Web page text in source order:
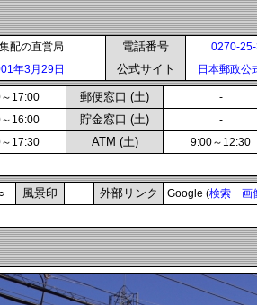
配の直営局 電話番号 0270-
年3月29日 公式サイト 日本郵政公
17:00 郵便窓口 (土) -
16:00 貯金窓口 (土) -
17:30 ATM (土) 9:00～12:30
○ 風景印 外部リンク Google (検索 画